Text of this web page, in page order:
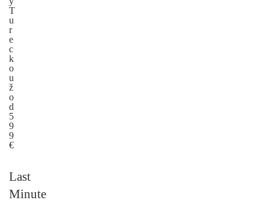
T
u
r
e
c
k
o
u
ž
o
d
5
9
9
€
Last
Minute